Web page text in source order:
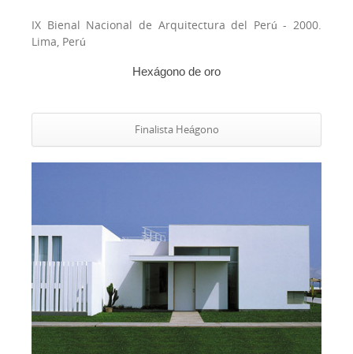
IX Bienal Nacional de Arquitectura del Perú - 2000.
Lima, Perú
Hexágono de oro
Finalista Heágono